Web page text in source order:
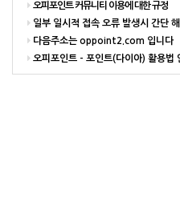
오피포인트 커뮤니티 이용에 대한 규정
일부 일시적 접속 오류 발생시 간단 해결
다음주소는 oppoint2.com 입니다
오피포인트 - 포인트(다이아) 활용법 안내 해드립